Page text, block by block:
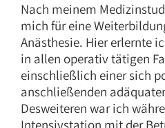
Nach meinem
mich für eine
Anästhesie. Hier erlernte
in allen operativ tätigen
einschließlich einer sich
anschließenden
Desweiteren war ich
Intensivstation mit der